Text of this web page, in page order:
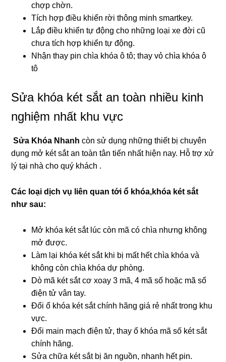
chợp chờn.
Tích hợp điều khiển rời thông minh smartkey.
Lắp điều khiển tự động cho những loại xe đời cũ
chưa tích hợp khiển tự động.
Nhận thay pin chìa khóa ô tô; thay vỏ chìa khóa ô
tô
Sửa khóa két sắt an toàn nhiều kinh
nghiệm nhất khu vực
Sửa Khóa Nhanh còn sử dụng những thiết bị chuyên
dụng mở két sắt an toàn tân tiến nhất hiện nay. Hỗ trợ xử
lý tại nhà cho quý khách .
Các loại dịch vụ liên quan tới ổ khóa,khóa két sắt
như sau:
Mở khóa két sắt lúc còn mã có chìa nhưng không
mở được.
Làm lại khóa két sắt khi bị mất hết chìa khóa và
không còn chìa khóa dự phòng.
Dò mã két sắt cơ xoay 3 mã, 4 mã số hoặc mã số
điện tử vân tay.
Đổi ổ khóa két sắt chính hãng giá rẻ nhất trong khu
vực.
Đổi main mạch điện tử, thay ổ khóa mã số két sắt
chính hãng.
Sửa chữa két sắt bị ăn nguồn, nhanh hết pin.